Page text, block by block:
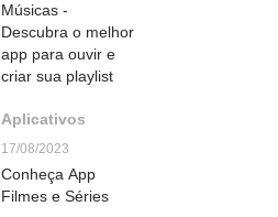
Músicas -
Descubra o melhor
app para ouvir e
criar sua playlist
Aplicativos
17/08/2023
Conheça App
Filmes e Séries